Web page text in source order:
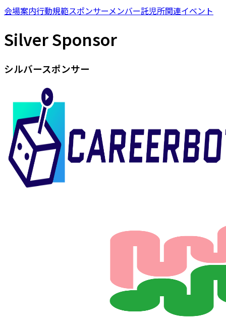
会場案内行動規範スポンサーメンバー託児所関連イベント
Silver Sponsor
シルバースポンサー